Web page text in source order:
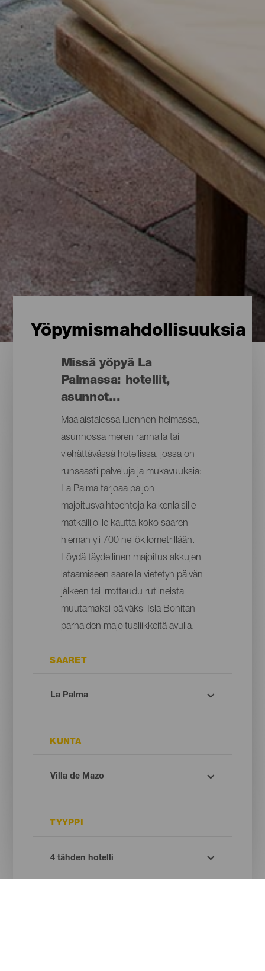
Yöpymismahdollisuuksia
Missä yöpyä La
Palmassa: hotellit,
asunnot...
Maalaistalossa luonnon helmassa,
asunnossa meren rannalla tai
viehättävässä hotellissa, jossa on
runsaasti palveluja ja mukavuuksia:
La Palma tarjoaa paljon
majoitusvaihtoehtoja kaikenlaisille
matkailijoille kautta koko saaren
hieman yli 700 neliökilometrillään.
Löydä täydellinen majoitus akkujen
lataamiseen saarella vietetyn päivän
jälkeen tai irrottaudu rutiineista
muutamaksi päiväksi Isla Bonitan
parhaiden majoitusliikkeitä avulla.
SAARET
KUNTA
TYYPPI